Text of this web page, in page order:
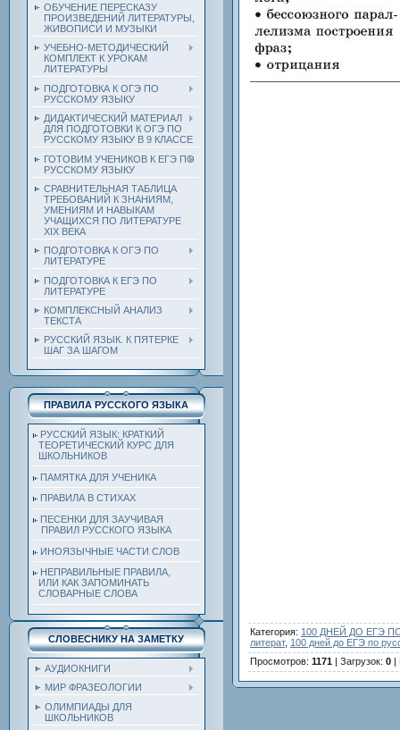
ОБУЧЕНИЕ ПЕРЕСКАЗУ
ПРОИЗВЕДЕНИЙ ЛИТЕРАТУРЫ,
ЖИВОПИСИ И МУЗЫКИ
УЧЕБНО-МЕТОДИЧЕСКИЙ
КОМПЛЕКТ К УРОКАМ
ЛИТЕРАТУРЫ
ПОДГОТОВКА К ОГЭ ПО
РУССКОМУ ЯЗЫКУ
ДИДАКТИЧЕСКИЙ МАТЕРИАЛ
ДЛЯ ПОДГОТОВКИ К ОГЭ ПО
РУССКОМУ ЯЗЫКУ В 9 КЛАССЕ
ГОТОВИМ УЧЕНИКОВ К ЕГЭ ПО
РУССКОМУ ЯЗЫКУ
СРАВНИТЕЛЬНАЯ ТАБЛИЦА
ТРЕБОВАНИЙ К ЗНАНИЯМ,
УМЕНИЯМ И НАВЫКАМ
УЧАЩИХСЯ ПО ЛИТЕРАТУРЕ
ХIХ ВЕКА
ПОДГОТОВКА К ОГЭ ПО
ЛИТЕРАТУРЕ
ПОДГОТОВКА К ЕГЭ ПО
ЛИТЕРАТУРЕ
КОМПЛЕКСНЫЙ АНАЛИЗ
ТЕКСТА
РУССКИЙ ЯЗЫК. К ПЯТЕРКЕ
ШАГ ЗА ШАГОМ
ПРАВИЛА РУССКОГО ЯЗЫКА
РУССКИЙ ЯЗЫК: КРАТКИЙ
ТЕОРЕТИЧЕСКИЙ КУРС ДЛЯ
ШКОЛЬНИКОВ
ПАМЯТКА ДЛЯ УЧЕНИКА
ПРАВИЛА В СТИХАХ
ПЕСЕНКИ ДЛЯ ЗАУЧИВАЯ
ПРАВИЛ РУССКОГО ЯЗЫКА
ИНОЯЗЫЧНЫЕ ЧАСТИ СЛОВ
НЕПРАВИЛЬНЫЕ ПРАВИЛА,
ИЛИ КАК ЗАПОМИНАТЬ
СЛОВАРНЫЕ СЛОВА
СЛОВЕСНИКУ НА ЗАМЕТКУ
АУДИОКНИГИ
МИР ФРАЗЕОЛОГИИ
ОЛИМПИАДЫ ДЛЯ
ШКОЛЬНИКОВ
Категория: 100 ДНЕЙ ДО ЕГЭ
литерат, 100 дней до ЕГЭ по
Просмотров: 1171 | Загрузок: 0 |